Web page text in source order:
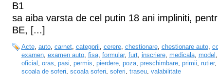
B1
sa aiba varsta de cel putin 18 ani impliniti,
BE, [...]
Acte, auto, carnet, categorii, cerere, chestionare, chestionare auto,
examen, examen auto, fisa, formular, furt, inscriere, medicala, model
oficial , oras, pasi, permis, pierdere, poza, preschimbare, primii, rutier,
scoala de soferi, scoala soferi, soferi, traseu, valabilitate